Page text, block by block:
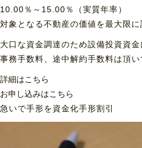
10.00％～15.00％（実質年率）
対象となる不動産の価値を最大限に
大口な資金調達のため設備投資資
事務手数料、途中解約手数料は頂い
詳細はこちら
お申し込みはこちら
急いで手形を資金化手形割引